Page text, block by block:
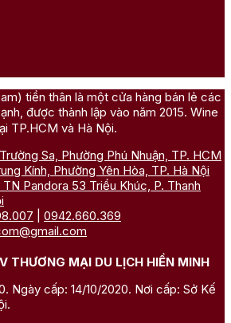
tiền thân là một cửa hàng bán lẻ các
được thành lập vào năm 2015. Wine
TP.HCM và Hà Nội.
Trường Sa, Phường Phú Nhuận, TP. HCM
Kính, Phường Yên Hòa, TP. Hà Nội
Pandora 53 Triều Khúc, P. Thanh
0942.660.369
THƯƠNG MẠI DU LỊCH HIỀN MINH
Ngày cấp: 14/10/2020. Nơi cấp: Sở Kế